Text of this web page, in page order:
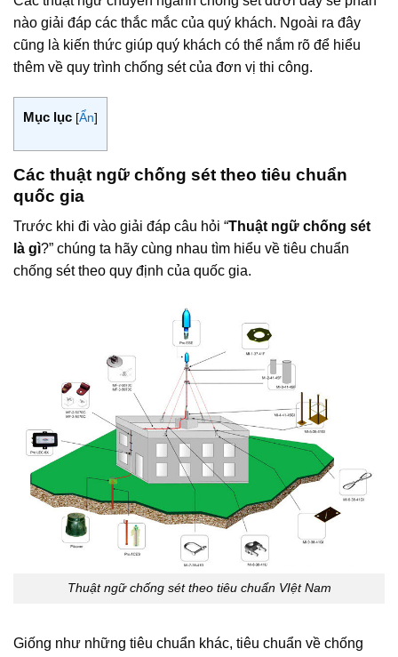
nào giải đáp các thắc mắc của quý khách. Ngoài ra đây
cũng là kiến thức giúp quý khách có thể nắm rõ để hiểu
thêm về quy trình chống sét của đơn vị thi công.
Mục lục [Ẩn]
Các thuật ngữ chống sét theo tiêu chuẩn
quốc gia
Trước khi đi vào giải đáp câu hỏi “Thuật ngữ chống sét
là gì?” chúng ta hãy cùng nhau tìm hiểu về tiêu chuẩn
chống sét theo quy định của quốc gia.
Thuật ngữ chống sét theo tiêu chuẩn VIệt Nam
Giống như những tiêu chuẩn khác, tiêu chuẩn về chống